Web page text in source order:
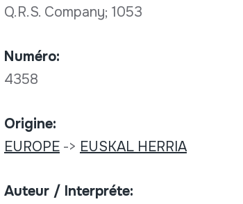
Q.R.S. Company; 1053
Numéro:
4358
Origine:
EUROPE-> EUSKAL HERRIA
Auteur / Interpréte: